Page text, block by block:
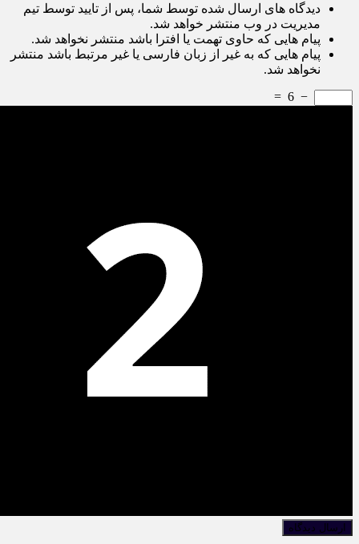
دیدگاه های ارسال شده توسط شما، پس از تایید توسط تیم
مدیریت در وب منتشر خواهد شد.
پیام هایی که حاوی تهمت یا افترا باشد منتشر نخواهد شد.
پیام هایی که به غیر از زبان فارسی یا غیر مرتبط باشد منتشر
نخواهد شد.
−
6
=